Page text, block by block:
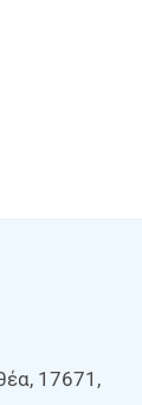
17671,